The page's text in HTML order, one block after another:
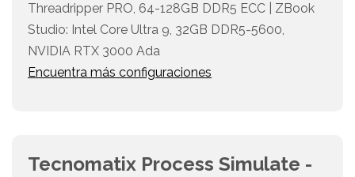
Threadripper PRO, 64-128GB DDR5 ECC | ZBook
Studio: Intel Core Ultra 9, 32GB DDR5-5600,
NVIDIA RTX 3000 Ada
Encuentra más configuraciones
Tecnomatix Process Simulate -